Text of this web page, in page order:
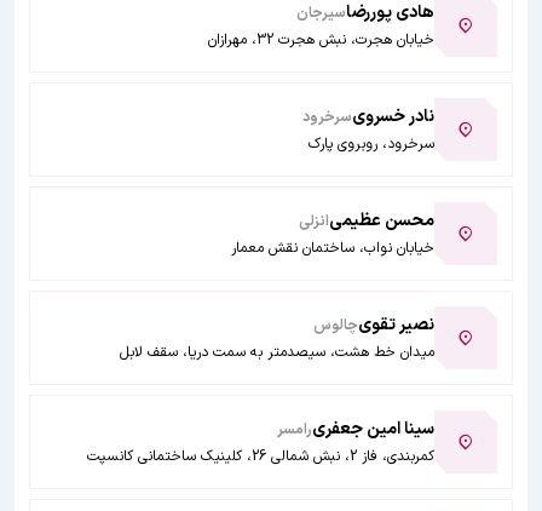
هادی پوررضاسیرجان
خیابان هجرت، نبش هجرت 32، مهرازان
نادر خسرویسرخرود
سرخرود، روبروی پارک
محسن عظیمیانزلی
خیابان نواب، ساختمان نقش معمار
نصیر تقویچالوس
میدان خط هشت، سیصدمتر به سمت دریا، سقف لابل
سینا امین جعفریرامسر
کمربندی، فاز 2، نبش شمالی 26، کلینیک ساختمانی کانسپت